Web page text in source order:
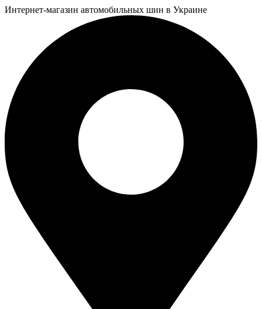
Интернет-магазин автомобильных шин в Украине